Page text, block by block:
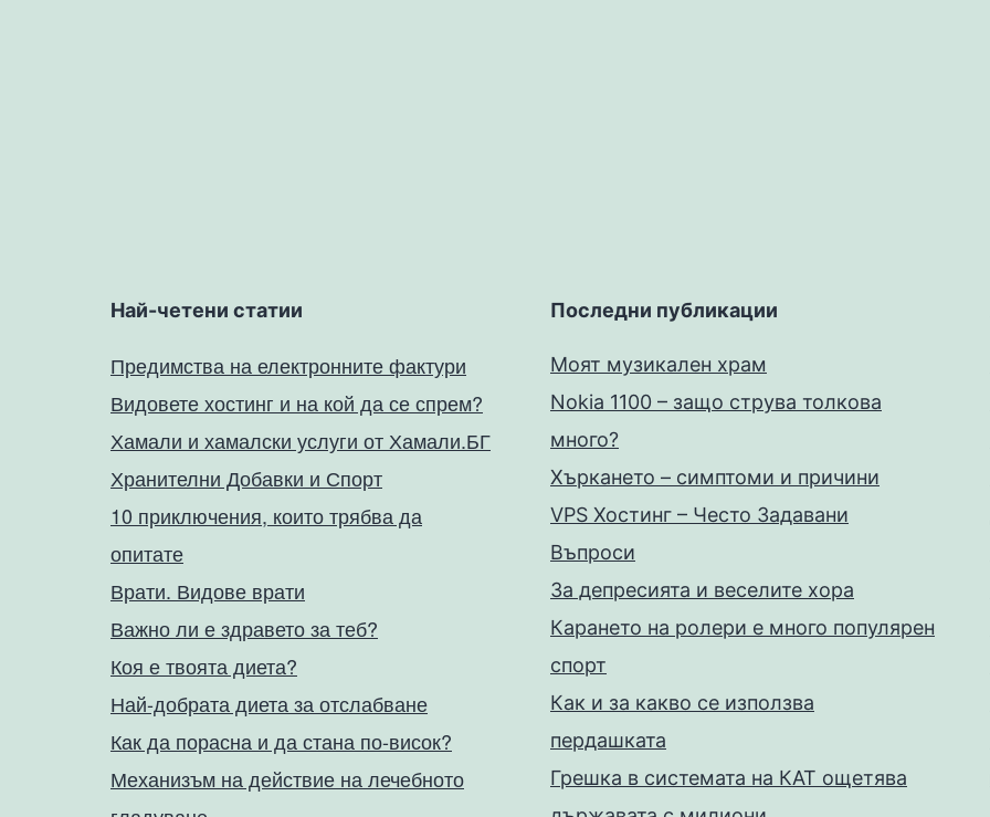
Най-четени статии
Предимства на електронните фактури
Видовете хостинг и на кой да се спрем?
Хамали и хамалски услуги от Хамали.БГ
Хранителни Добавки и Спорт
10 приключения, които трябва да
опитате
Врати. Видове врати
Важно ли е здравето за теб?
Коя е твоята диета?
Най-добрата диета за отслабване
Как да порасна и да стана по-висок?
Механизъм на действие на лечебното
Последни публикации
Моят музикален храм
Nokia 1100 – защо струва толкова
много?
Хъркането – симптоми и причини
VPS Хостинг – Често Задавани
Въпроси
За депресията и веселите хора
Карането на ролери е много популярен
спорт
Как и за какво се използва
пердашката
Грешка в системата на КАТ ощетява